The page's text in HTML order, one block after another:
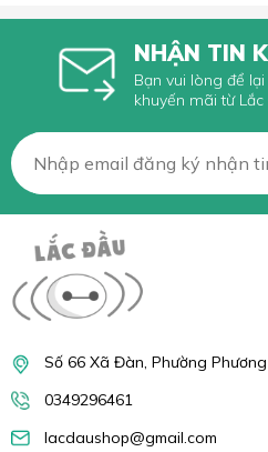
NHẬN TIN
Bạn vui lòng để
khuyến mãi từ
Số 66 Xã Đàn, Phường
0349296461
lacdaushop@gmail.com